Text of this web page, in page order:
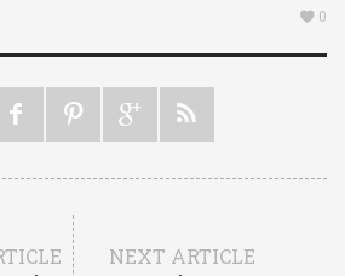
0
NEXT ARTICLE